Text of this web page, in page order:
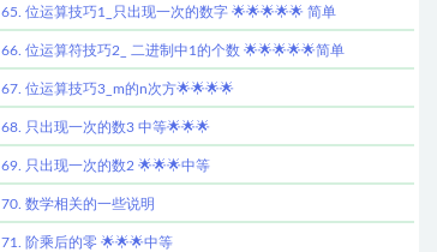
65. 位运算技巧1_只出现一次的数字 🌟🌟🌟🌟🌟 简单
66. 位运算符技巧2_ 二进制中1的个数 🌟🌟🌟🌟🌟简单
67. 位运算技巧3_m的n次方🌟🌟🌟🌟
68. 只出现一次的数3 中等🌟🌟🌟
69. 只出现一次的数2 🌟🌟🌟中等
70. 数学相关的一些说明
71. 阶乘后的零 🌟🌟🌟中等